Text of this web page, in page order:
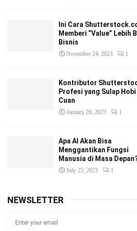
Ini Cara
Memberi “Value” Lebih
Bisnis
November 24, 2023 1
Kontributor
Profesi yang Sulap
Cuan
January 26, 2023 1
Apa AI Akan Bisa
Menggantikan Fungsi
Manusia di Masa
July 25, 2023 1
NEWSLETTER